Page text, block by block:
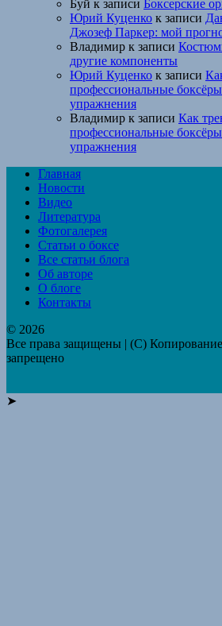
Буй к записи Боксерские
Юрий Куценко к записи
Джозеф Паркер: мой
Владимир к записи
другие компоненты
Юрий Куценко к записи
профессиональные
упражнения
Владимир к записи Как
профессиональные
упражнения
Главная
Новости
Видео
Литература
Фотогалерея
Статьи о боксе
Все статьи блога
Об авторе
О блоге
Контакты
© 2026
Все права защищены | (C) Копирование
запрещено
➤